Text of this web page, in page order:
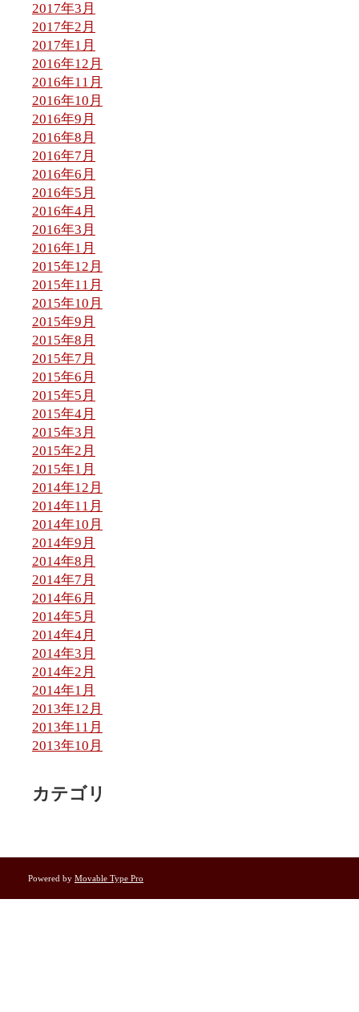
2017年3月
2017年2月
2017年1月
2016年12月
2016年11月
2016年10月
2016年9月
2016年8月
2016年7月
2016年6月
2016年5月
2016年4月
2016年3月
2016年1月
2015年12月
2015年11月
2015年10月
2015年9月
2015年8月
2015年7月
2015年6月
2015年5月
2015年4月
2015年3月
2015年2月
2015年1月
2014年12月
2014年11月
2014年10月
2014年9月
2014年8月
2014年7月
2014年6月
2014年5月
2014年4月
2014年3月
2014年2月
2014年1月
2013年12月
2013年11月
2013年10月
カテゴリ
Powered by Movable Type Pro